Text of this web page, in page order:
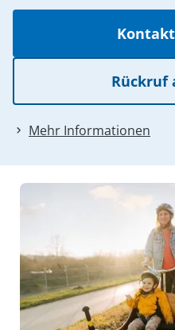
Rückruf
Mehr Informationen